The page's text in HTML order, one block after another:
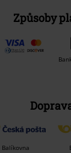
Způsoby
Balíkovna